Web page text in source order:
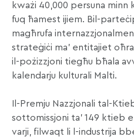
kważi 40,000 persuna minn
fuq ħamest ijiem. Bil-
magħrufa
strateġiċi ma’ entitajiet
il-pożizzjoni tiegħu bħala
kalendarju kulturali Malti.
Il-Premju Nazzjonali tal-
sottomissjoni ta’ 149 ktieb
varji, filwaqt li l-industrija